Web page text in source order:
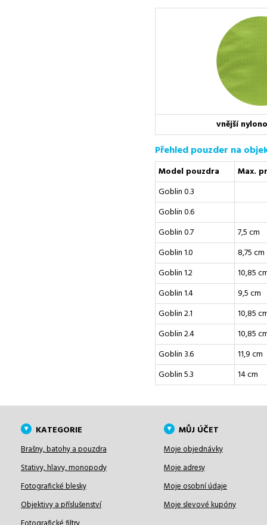
vnější
Přehled pouzder na
Model pouzdra
Max.
Goblin 0.3
Goblin 0.6
Goblin 0.7
7,5 cm
Goblin 1.0
8,75 cm
Goblin 1.2
10,85
Goblin 1.4
9,5 cm
Goblin 2.1
10,85
Goblin 2.4
10,85
Goblin 3.6
11,9 cm
Goblin 5.3
14 cm
KATEGORIE
Brašny, batohy a pouzdra
Stativy, hlavy, monopody
Fotografické blesky
Objektivy a příslušenství
MŮJ ÚČET
Moje objednávky
Moje adresy
Moje osobní údaje
Moje slevové kupóny